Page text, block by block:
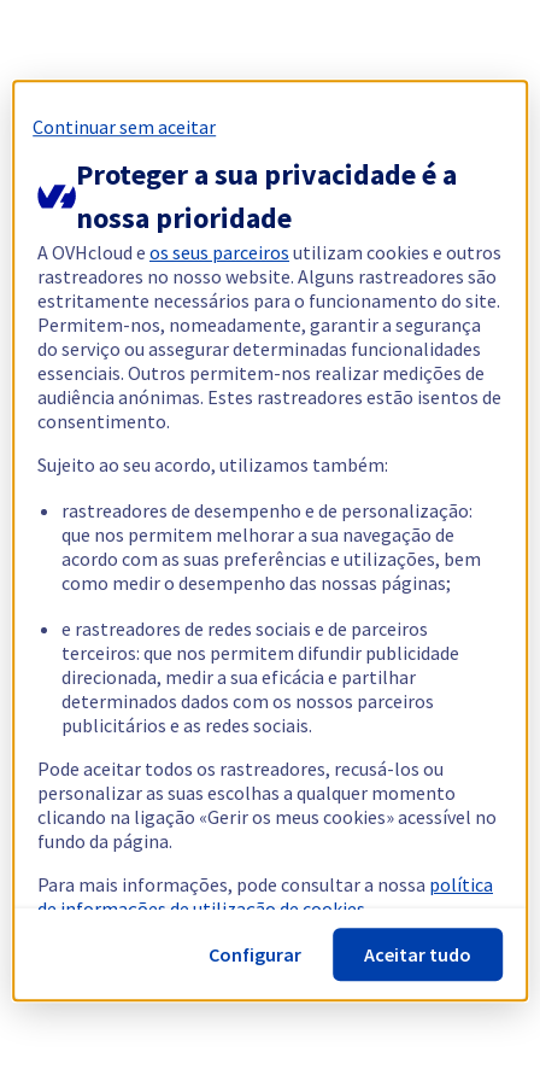
Continuar sem aceitar
Proteger a sua privacidade é a
nossa prioridade
A OVHcloud eos seus parceiros utilizam cookies e outros
rastreadores no nosso website. Alguns rastreadores são
estritamente necessários para o funcionamento do site.
Permitem-nos, nomeadamente, garantir a segurança
do serviço ou assegurar determinadas funcionalidades
essenciais. Outros permitem-nos realizar medições de
audiência anónimas. Estes rastreadores estão isentos de
consentimento.
Sujeito ao seu acordo, utilizamos também:
rastreadores de desempenho e de personalização:
que nos permitem melhorar a sua navegação de
acordo com as suas preferências e utilizações, bem
como medir o desempenho das nossas páginas;
e rastreadores de redes sociais e de parceiros
terceiros: que nos permitem difundir publicidade
direcionada, medir a sua eficácia e partilhar
determinados dados com os nossos parceiros
publicitários e as redes sociais.
Pode aceitar todos os rastreadores, recusá-los ou
personalizar as suas escolhas a qualquer momento
clicando na ligação «Gerir os meus cookies» acessível no
fundo da página.
Para mais informações, pode consultar a nossa política
de informações de utilização de cookies.
Configurar
Aceitar tudo